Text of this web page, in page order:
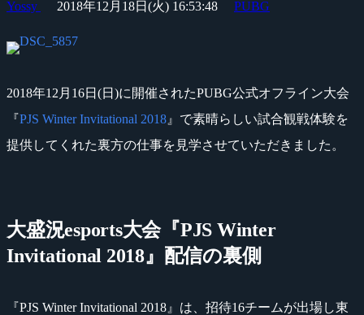
Yossy 2018年12月18日(火) 16:53:48 PUBG
2018年12月16日(日)に開催されたPUBG公式オフライン大会
『PJS Winter Invitational 2018 』で素晴らしい試合観戦体験を
提供してくれた裏方の仕事を見学させていただきました。
大盛況esports大会『PJS Winter
Invitational 2018』配信の裏側
『PJS Winter Invitational 2018』は、招待16チームが出場し東